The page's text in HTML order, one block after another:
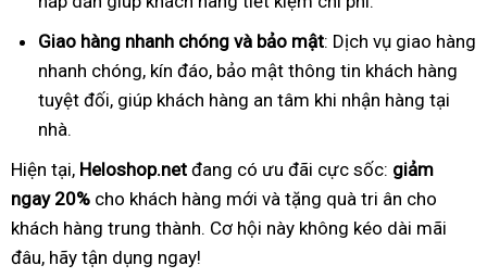
Giao hàng nhanh chóng và bảo mật: Dịch vụ giao hàng
nhanh chóng, kín đáo, bảo mật thông tin khách hàng
tuyệt đối, giúp khách hàng an tâm khi nhận hàng tại
nhà.
Hiện tại, Heloshop.net đang có ưu đãi cực sốc: giảm
ngay 20% cho khách hàng mới và tặng quà tri ân cho
khách hàng trung thành. Cơ hội này không kéo dài mãi
đâu, hãy tận dụng ngay!